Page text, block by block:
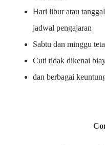
Hari libur atau
jadwal pengajaran
Sabtu dan minggu
Cuti tidak dikenai
dan berbagai